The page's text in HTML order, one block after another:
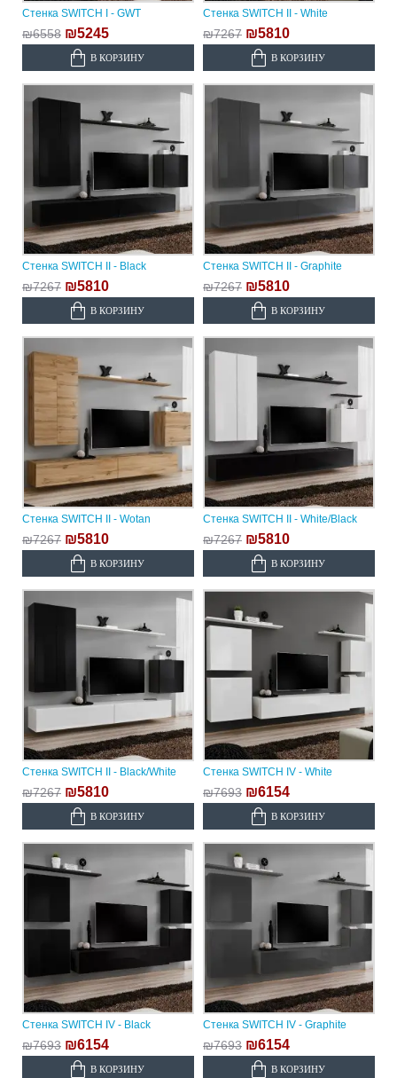
Стенка SWITCH I - GWT
₪6558 ₪5245
В КОРЗИНУ
Стенка SWITCH II - White
₪7267 ₪5810
В КОРЗИНУ
Стенка SWITCH II - Black
₪7267 ₪5810
В КОРЗИНУ
Стенка SWITCH II - Graphite
₪7267 ₪5810
В КОРЗИНУ
Стенка SWITCH II - Wotan
₪7267 ₪5810
В КОРЗИНУ
Стенка SWITCH II - White/Black
₪7267 ₪5810
В КОРЗИНУ
Стенка SWITCH II - Black/White
₪7267 ₪5810
В КОРЗИНУ
Стенка SWITCH IV - White
₪7693 ₪6154
В КОРЗИНУ
Стенка SWITCH IV - Black
₪7693 ₪6154
В КОРЗИНУ
Стенка SWITCH IV - Graphite
₪7693 ₪6154
В КОРЗИНУ